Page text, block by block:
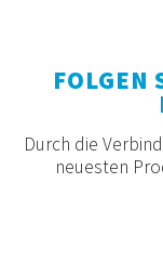
FOLGEN
Durch die
neuesten